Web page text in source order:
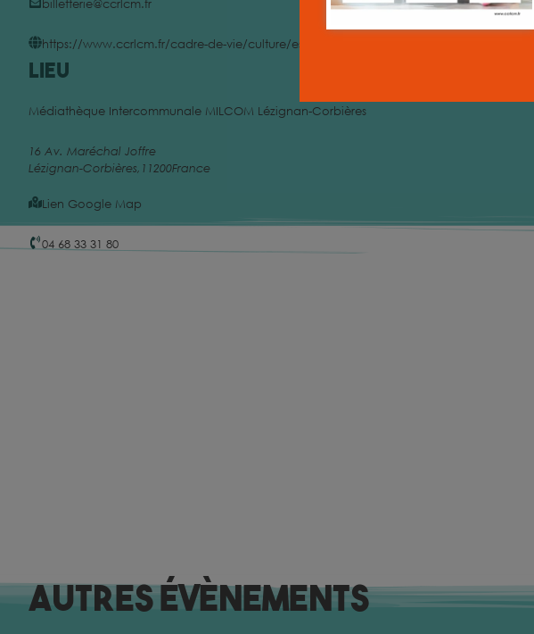
billetterie@ccrlcm.fr
https://www.ccrlcm.fr/cadre-de-vie/culture/espace-culturel-des-corbieres
Lieu
Médiathèque Intercommunale MILCOM Lézignan-Corbières
16 Av. Maréchal Joffre
Lézignan-Corbières, 11200France
Lien Google Map
04 68 33 31 80
Autres évènements